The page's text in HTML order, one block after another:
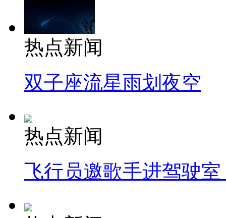
热点新闻
双子座流星雨划夜空
热点新闻
飞行员邀歌手进驾驶